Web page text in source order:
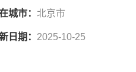
城市： 北京市
日期： 2025-10-25